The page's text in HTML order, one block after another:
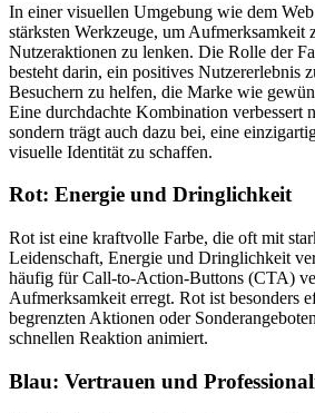
In einer visuellen Umgebung wie dem
stärksten Werkzeuge, um Aufmerksamkeit
Nutzeraktionen zu lenken. Die Rolle der
besteht darin, ein positives Nutzererlebnis
Besuchern zu helfen, die Marke wie
Eine durchdachte Kombination verbessert
sondern trägt auch dazu bei, eine
visuelle Identität zu schaffen.
Rot: Energie und Dringlichkeit
Rot ist eine kraftvolle Farbe, die oft mit
Leidenschaft, Energie und Dringlichkeit
häufig für Call-to-Action-Buttons (CTA)
Aufmerksamkeit erregt. Rot ist besonders
begrenzten Aktionen oder
schnellen Reaktion animiert.
Blau: Vertrauen und